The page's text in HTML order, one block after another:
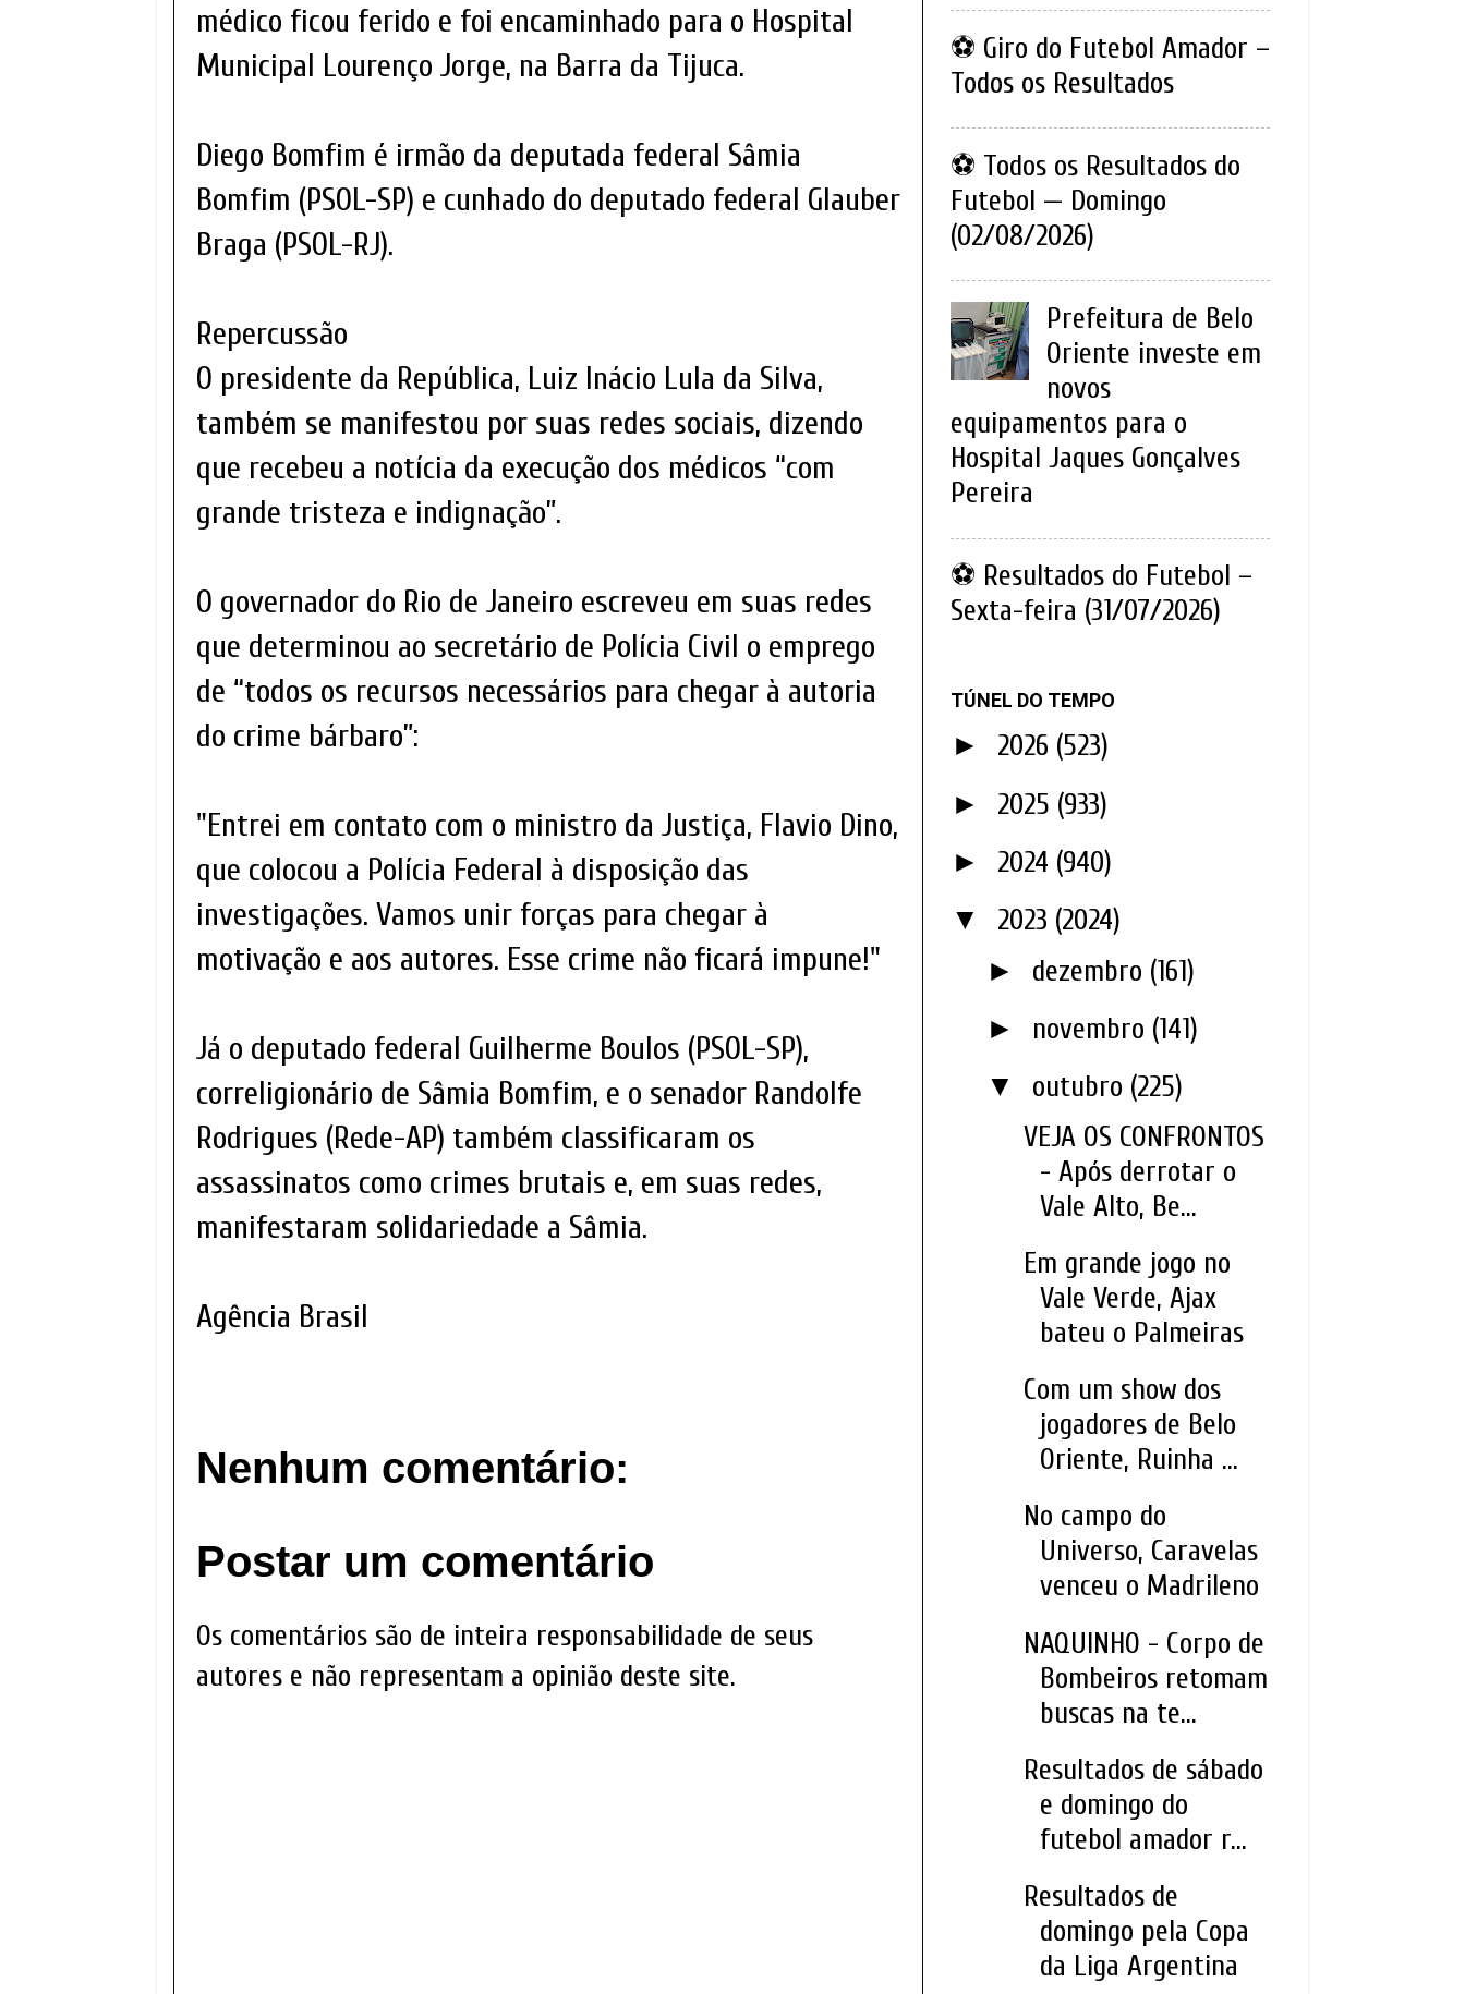
médico ficou ferido e foi encaminhado para o Hospital
Municipal Lourenço Jorge, na Barra da Tijuca.
Diego Bomfim é irmão da deputada federal Sâmia
Bomfim (PSOL-SP) e cunhado do deputado federal Glauber
Braga (PSOL-RJ).
Repercussão
O presidente da República, Luiz Inácio Lula da Silva,
também se manifestou por suas redes sociais, dizendo
que recebeu a notícia da execução dos médicos “com
grande tristeza e indignação”.
O governador do Rio de Janeiro escreveu em suas redes
que determinou ao secretário de Polícia Civil o emprego
de “todos os recursos necessários para chegar à autoria
do crime bárbaro”:
"Entrei em contato com o ministro da Justiça, Flavio Dino,
que colocou a Polícia Federal à disposição das
investigações. Vamos unir forças para chegar à
motivação e aos autores. Esse crime não ficará impune!"
Já o deputado federal Guilherme Boulos (PSOL-SP),
correligionário de Sâmia Bomfim, e o senador Randolfe
Rodrigues (Rede-AP) também classificaram os
assassinatos como crimes brutais e, em suas redes,
manifestaram solidariedade a Sâmia.
Agência Brasil
Nenhum comentário:
Postar um comentário
Os comentários são de inteira responsabilidade de seus
autores e não representam a opinião deste site.
⚽ Giro do Futebol Amador –
Todos os Resultados
⚽ Todos os Resultados do
Futebol — Domingo
(02/08/2026)
Prefeitura de Belo
Oriente investe em
novos
equipamentos para o
Hospital Jaques Gonçalves
Pereira
⚽ Resultados do Futebol –
Sexta-feira (31/07/2026)
TÚNEL DO TEMPO
► 2026 (523)
► 2025 (933)
► 2024 (940)
▼ 2023 (2024)
► dezembro (161)
► novembro (141)
▼ outubro (225)
VEJA OS CONFRONTOS
- Após derrotar o
Vale Alto, Be...
Em grande jogo no
Vale Verde, Ajax
bateu o Palmeiras
Com um show dos
jogadores de Belo
Oriente, Ruinha ...
No campo do
Universo, Caravelas
venceu o Madrileno
NAQUINHO - Corpo de
Bombeiros retomam
buscas na te...
Resultados de sábado
e domingo do
futebol amador r...
Resultados de
domingo pela Copa
da Liga Argentina